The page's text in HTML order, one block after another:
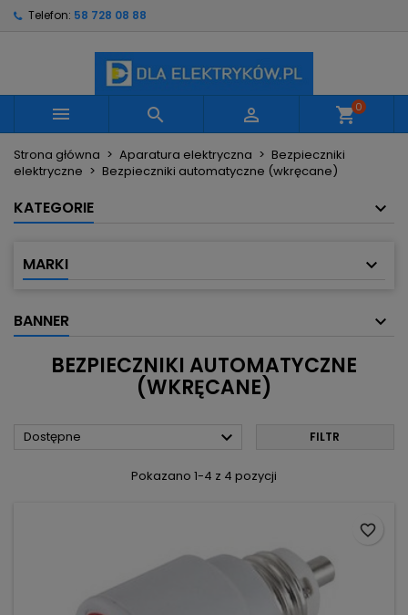
Telefon: 58 728 08 88
   shopping_cart0
Strona główna Aparatura elektryczna
Bezpieczniki
elektryczne
Bezpieczniki automatyczne (wkręcane)
KATEGORIE
MARKI
BANNER
BEZPIECZNIKI AUTOMATYCZNE
(WKRĘCANE)
Dostępne  FILTR
Pokazano 1-4 z 4 pozycji
favorite_border
Utwórz nową listę
((confirmMessage))
Nazwa listy życzeń
Anuluj Utwórz listę życzeń
Musisz być zalogowany by zapisać produkty na
swojej liście życzeń.
Anuluj Zaloguj się